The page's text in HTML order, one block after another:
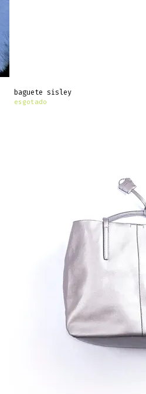
baguete sisley
esgotado